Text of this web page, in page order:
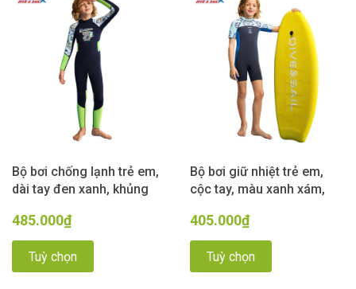
Bộ bơi chống lạnh trẻ em,
dài tay đen xanh, khủng
& Sail
485.000₫
Tuỳ chọn
Bộ bơi giữ nhiệt trẻ em,
cộc tay, màu xanh xám,
Dive & Sail
405.000₫
Tuỳ chọn